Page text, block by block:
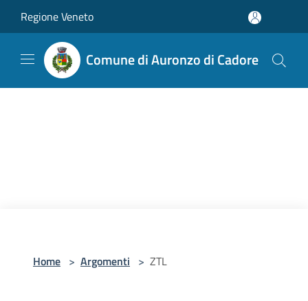
Regione Veneto
Comune di Auronzo di Cadore
Home > Argomenti > ZTL